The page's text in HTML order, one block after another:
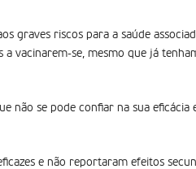
graves riscos para a saúde
a vacinarem-se, mesmo que já
não se pode confiar na sua eficácia
e não reportaram efeitos